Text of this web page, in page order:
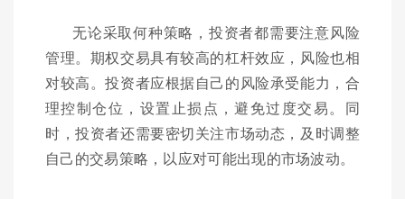
无论采取何种策略，投资者都需要注意风险
管理。期权交易具有较高的杠杆效应，风险也相
对较高。投资者应根据自己的风险承受能力，合
理控制仓位，设置止损点，避免过度交易。同
时，投资者还需要密切关注市场动态，及时调整
自己的交易策略，以应对可能出现的市场波动。